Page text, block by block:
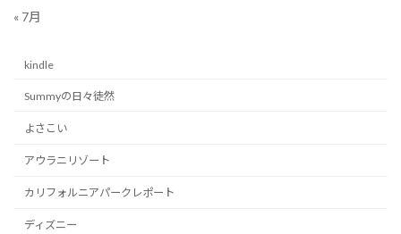
« 7月
kindle
Summyの日々徒然
よさこい
アウラニリゾート
カリフォルニアパークレポート
ディズニー